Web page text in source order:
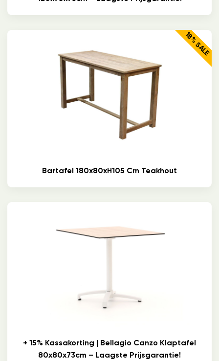
18% SALE
Bartafel 180x80xH105 Cm Teakhout
+ 15% Kassakorting | Bellagio Canzo Klaptafel
80x80x73cm – Laagste Prijsgarantie!